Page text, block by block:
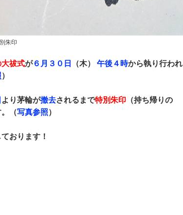
朱印
祓式が６月３０日 （木） 午後４時から執り行われ
）
より茅輪が撤去されるまで特別朱印（持ち帰りの
（写真参照）
おります！